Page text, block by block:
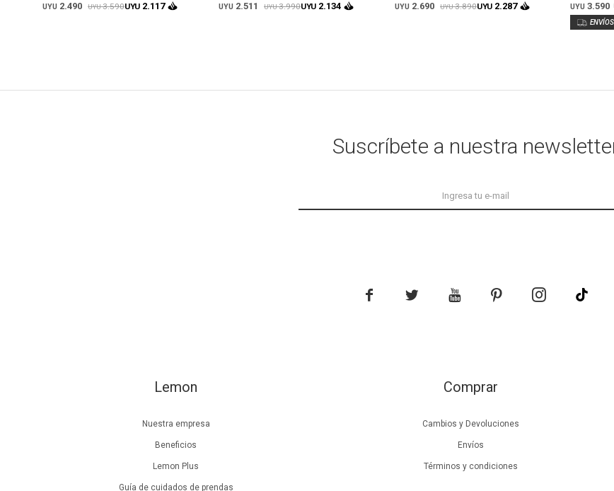
UYU 2.490 UYU3.590UYU 2.117 UYU 2.511 UYU3.990UYU 2.134 UYU 2.690 UYU3.890UYU 2.287 UYU 3.590
Lemon
Nuestra empresa
Beneficios
Lemon Plus
Guía de cuidados de prendas
Comprar
Cambios y Devoluciones
Envíos
Términos y condiciones
Suscríbete a nuestra
    